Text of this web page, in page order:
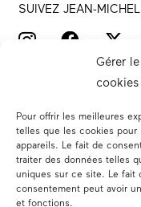
Gérer
cookies
Pour offrir les meilleures
telles que les cookies pour
appareils. Le fait de
traiter des données telles
uniques sur ce site. Le fait
consentement peut avoir
et fonctions.
SUIVEZ JEAN-